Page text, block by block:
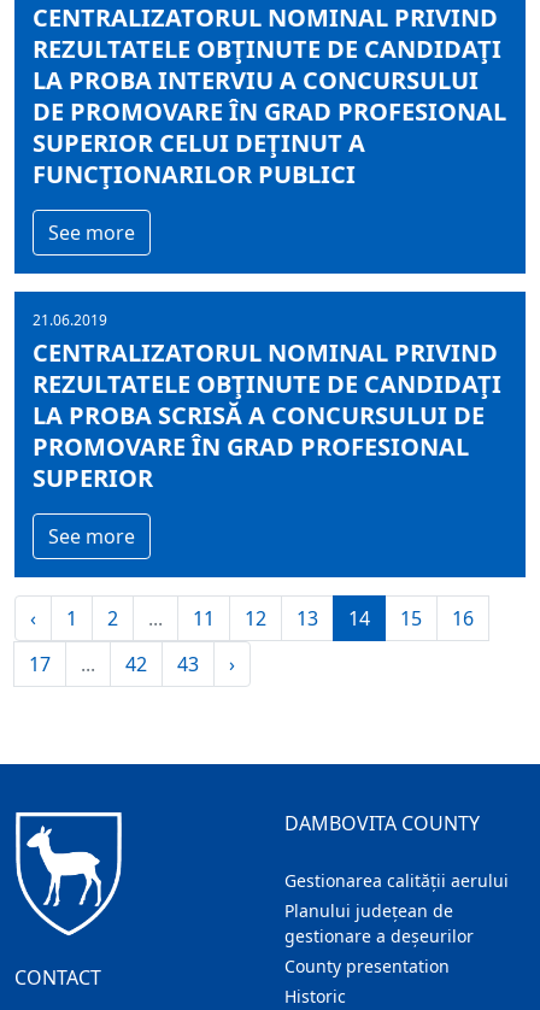
CENTRALIZATORUL NOMINAL PRIVIND
REZULTATELE OBŢINUTE DE CANDIDAŢI
LA PROBA INTERVIU A CONCURSULUI
DE PROMOVARE ÎN GRAD PROFESIONAL
SUPERIOR CELUI DEŢINUT A
FUNCŢIONARILOR PUBLICI
See more
21.06.2019
CENTRALIZATORUL NOMINAL PRIVIND
REZULTATELE OBŢINUTE DE CANDIDAŢI
LA PROBA SCRISĂ A CONCURSULUI DE
PROMOVARE ÎN GRAD PROFESIONAL
SUPERIOR
See more
‹ 1 2 ... 11 12 13 14 15
16
17
... 42 43 ›
CONTACT
DAMBOVITA COUNTY
Gestionarea calității aerului
Planului județean de
gestionare a deșeurilor
County presentation
Historic